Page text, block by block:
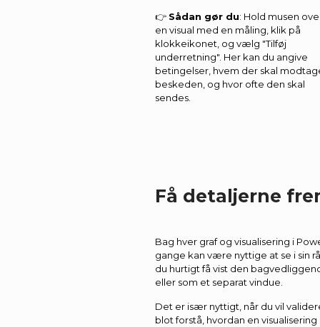
👉 Sådan gør du: Hold musen
en visual med en måling, klik på
klokkeikonet, og vælg "Tilføj
underretning". Her kan du angive
betingelser, hvem der skal
beskeden, og hvor ofte den skal
sendes.
Få detaljerne
Bag hver graf og visualisering i
gange kan være nyttige at se i sin
du hurtigt få vist den
eller som et separat vindue.
Det er især nyttigt, når du vil
blot forstå, hvordan en